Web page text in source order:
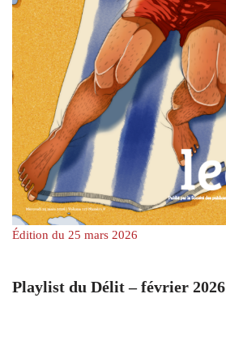
Édition du 25 mars 2026
Playlist du Délit – février 2026